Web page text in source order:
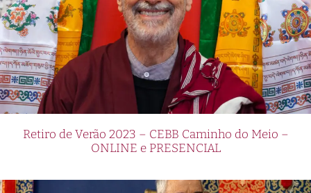
Retiro de Verão 2023 – CEBB Caminho do Meio –
ONLINE e PRESENCIAL